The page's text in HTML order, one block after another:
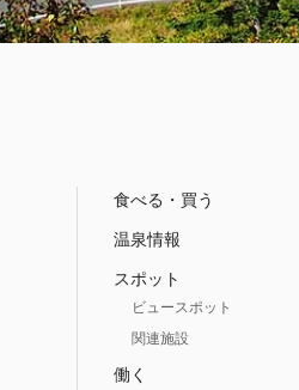
食べる・買う
温泉情報
スポット
ビュースポット
関連施設
働く